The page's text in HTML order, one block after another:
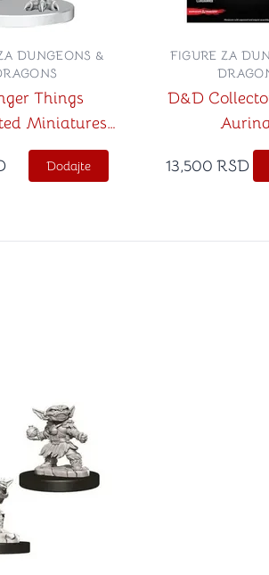
Things
Miniatures
DUNGEONS &
Dodajte
D&D
FIGURE ZA
13,500 RSD
dodavanje stvari u kategoriju omiljeno